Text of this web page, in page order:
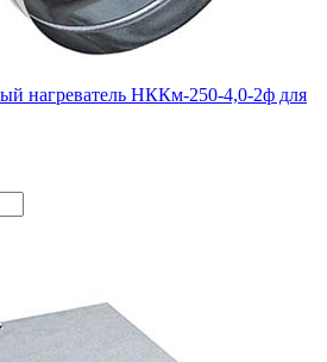
нагреватель НККм-250-4,0-2ф для